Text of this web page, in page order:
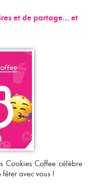
et de partage… et
Cookies Coffee célèbre
avec vous !